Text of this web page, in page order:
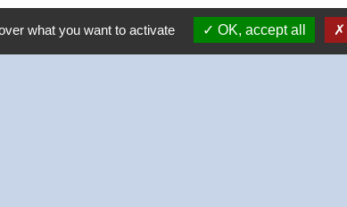
what you want to activate OK, accept all